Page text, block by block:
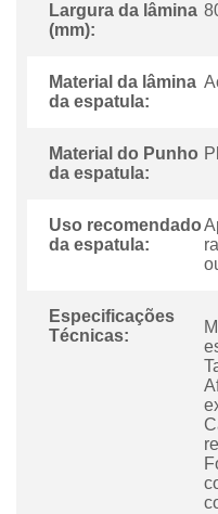
Largura da lâmina
(mm):
Material da lâmina
da espatula:
Material do Punho
da espatula:
Uso recomendado
da espatula:
Especificações
Técnicas: